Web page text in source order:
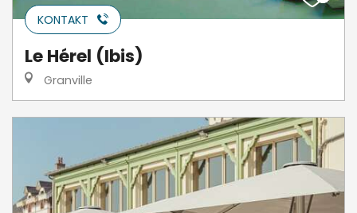
KONTAKT
Le Hérel (Ibis)
Granville